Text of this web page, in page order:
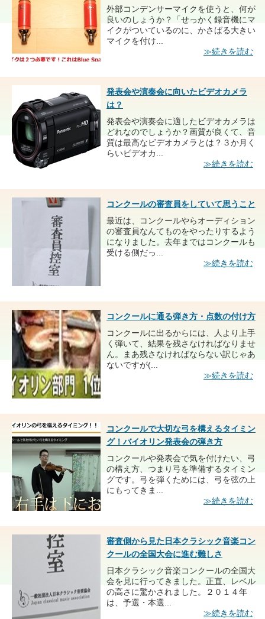
外部コンデンサーマイクを使うと、何が
良いのしょうか？「せっかく録音機にマ
イクがついているのに、かさばる大きい
マイクを付け...
≫続きを読む
発表会や演奏会に向いたビデオカメラ
は？
発表会や演奏会に適したビデオカメラは
どれなのでしょうか？画質が良くて、音
質は最高なビデオカメラとは？３か月く
らいビデオカ...
≫続きを読む
コンクールの審査員をしていて思うこと
最近は、コンクールやらオーディション
の審査員なんてものをやったりするよう
になりました。去年まではコンクールも
受ける側だっ...
≫続きを読む
コンクールに通る弾き方・点数の付け方
コンクールに出るからには、人より上手
く弾いて、結果を残さなければなりませ
ん。まあ残さなければならない訳じゃあ
ないですが(...
≫続きを読む
コンクールで大切な弓を構えるタイミン
グ！バイオリン発表会の弾き方
コンクールや発表会で気を付けたい、弓
の構え方、つまり弓を準備するタイミン
グです。弓を弾くためには、弓を弦の上
にもってきま...
≫続きを読む
審査側から見た日本クラシック音楽コン
クールの全国大会に進む難しさ
日本クラシック音楽コンクールの全国大
会を見に行ってきました。正直、レベル
の高さに驚かされました。２０１４年
は、予選・本選...
≫続きを読む